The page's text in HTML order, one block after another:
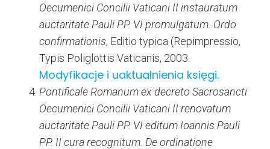
Oecumenici Concilii Vaticani II instauratum
auctaritate Pauli PP. VI promulgatum. Ordo
confirmationis, Editio typica (Repimpressio,
Typis Poliglottis Vaticanis, 2003.
Modyfikacje i uaktualnienia księgi.
Pontificale Romanum ex decreto Sacrosancti
Oecumenici Concilii Vaticani II renovatum
auctaritate Pauli PP. VI editum Ioannis Pauli
PP. II cura recognitum. De ordinatione